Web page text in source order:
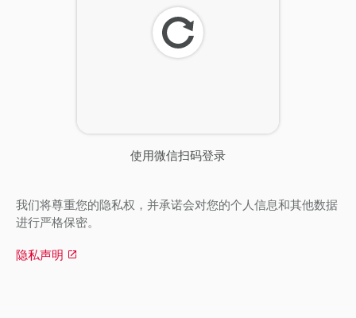
使用微信扫码登录
刷
新
我们将尊重您的隐私权，并承诺会对您的个人信息和其他数据
进行严格保密。
隐私声明